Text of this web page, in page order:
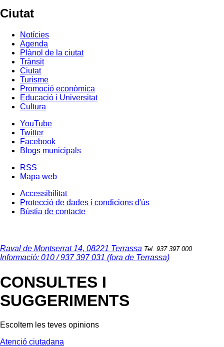
Ciutat
Notícies
Agenda
Plànol de la ciutat
Trànsit
Ciutat
Turisme
Promoció econòmica
Educació i Universitat
Cultura
YouTube
Twitter
Facebook
Blogs municipals
RSS
Mapa web
Accessibilitat
Protecció de dades i condicions d'ús
Bústia de contacte
Raval de Montserrat 14, 08221 Terrassa Tel. 937 397 000
Informació: 010 / 937 397 031 (fora de Terrassa)
CONSULTES I
SUGGERIMENTS
Escoltem les teves opinions
Atenció ciutadana